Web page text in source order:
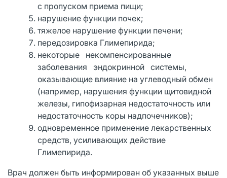
с пропуском приема пищи;
нарушение функции почек;
тяжелое нарушение функции печени;
передозировка Глимепирида;
некоторые некомпенсированные
заболевания эндокринной системы,
оказывающие влияние на углеводный обмен
(например, нарушения функции щитовидной
железы, гипофизарная недостаточность или
недостаточность коры надпочечников);
одновременное применение лекарственных
средств, усиливающих действие
Глимепирида.
Врач должен быть информирован об указанных выше